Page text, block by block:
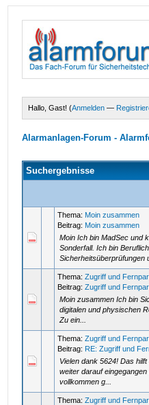
Hallo, Gast! (Anmelden —
Alarmanlagen-Forum -
Suchergebnisse
Thema: Moin zusammen
Beitrag: Moin zusammen
Moin Ich bin MadSec und
Sonderfall. Ich bin
Sicherheitsüberprüfungen
Thema:Zugriff und
Beitrag:Zugriff und
Moin zusammen Ich bin
digitalen und physischen
Zu ein...
Thema:Zugriff und
Beitrag: RE: Zugriff und
Vielen dank 5624! Das
weiter darauf
vollkommen g...
Thema:Zugriff und